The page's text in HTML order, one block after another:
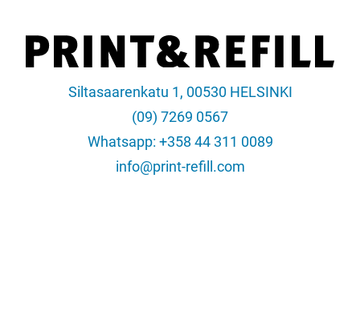
Siltasaarenkatu 1, 00530 HELSINKI
(09) 7269 0567
Whatsapp: +358 44 311 0089
info@print-refill.com